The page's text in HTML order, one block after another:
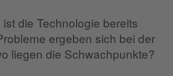
die Technologie bereits
ergeben sich bei der
liegen die Schwachpunkte?